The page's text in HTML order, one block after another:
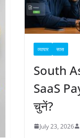
व्यापार सास
South
SaaS
चुनें?
July 23, 2026